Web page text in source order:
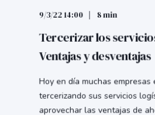
9/3/22 14:00 8 min
Tercerizar los
Ventajas y desventajas
Hoy en día muchas empresas
tercerizando sus servicios
aprovechar las ventajas de